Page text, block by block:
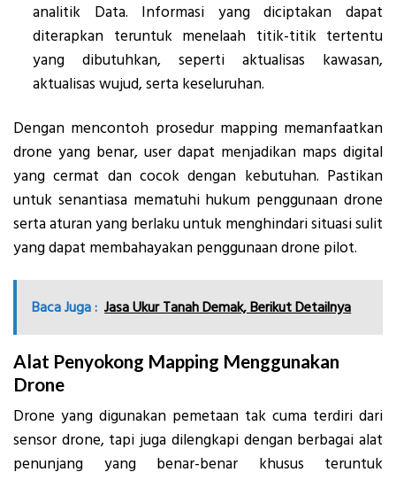
analitik Data. Informasi yang diciptakan dapat
diterapkan teruntuk menelaah titik-titik tertentu
yang dibutuhkan, seperti aktualisas kawasan,
aktualisas wujud, serta keseluruhan.
Dengan mencontoh prosedur mapping memanfaatkan
drone yang benar, user dapat menjadikan maps digital
yang cermat dan cocok dengan kebutuhan. Pastikan
untuk senantiasa mematuhi hukum penggunaan drone
serta aturan yang berlaku untuk menghindari situasi sulit
yang dapat membahayakan penggunaan drone pilot.
Baca Juga : Jasa Ukur Tanah Demak, Berikut Detailnya
Alat Penyokong Mapping Menggunakan
Drone
Drone yang digunakan pemetaan tak cuma terdiri dari
sensor drone, tapi juga dilengkapi dengan berbagai alat
penunjang yang benar-benar khusus teruntuk